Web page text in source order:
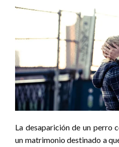
La desaparición de un perro
un matrimonio destinado a